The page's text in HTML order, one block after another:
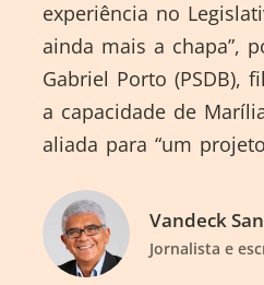
experiência no
ainda mais a chapa”,
Gabriel Porto (PSDB),
a capacidade de
aliada para “um
Vandeck
Jornalista e